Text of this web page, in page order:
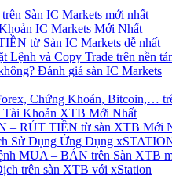
Sàn IC Markets mới nhất
IC Markets Mới Nhất
từ Sàn IC Markets dễ nhất
và Copy Trade trên nền
Đánh giá sàn IC Markets
Chứng Khoán, Bitcoin,…
Tài Khoản XTB Mới Nhất
– RÚT TIỀN từ sàn XTB Mới
Sử Dụng Ứng Dụng
MUA – BÁN trên Sàn XTB
trên sàn XTB với xStation